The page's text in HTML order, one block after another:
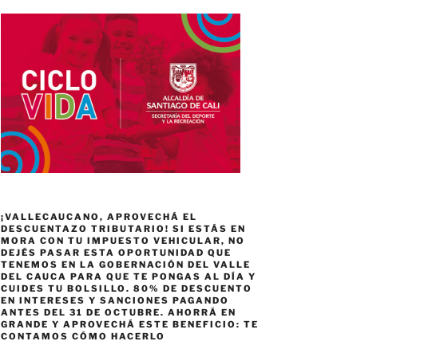
¡VALLECAUCANO, APROVECHÁ EL
DESCUENTAZO TRIBUTARIO! SI ESTÁS EN
MORA CON TU IMPUESTO VEHICULAR, NO
DEJÉS PASAR ESTA OPORTUNIDAD QUE
TENEMOS EN LA GOBERNACIÓN DEL VALLE
DEL CAUCA PARA QUE TE PONGAS AL DÍA Y
CUIDES TU BOLSILLO. 80% DE DESCUENTO
EN INTERESES Y SANCIONES PAGANDO
ANTES DEL 31 DE OCTUBRE. AHORRÁ EN
GRANDE Y APROVECHÁ ESTE BENEFICIO: TE
CONTAMOS CÓMO HACERLO